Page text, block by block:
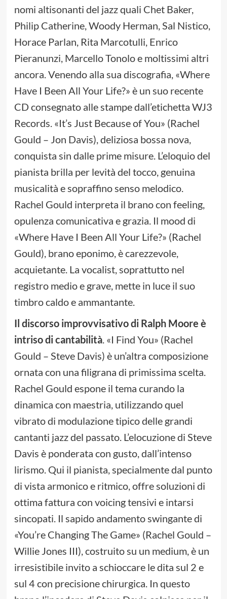
nomi altisonanti del jazz quali Chet Baker,
Philip Catherine, Woody Herman, Sal Nistico,
Horace Parlan, Rita Marcotulli, Enrico
Pieranunzi, Marcello Tonolo e moltissimi altri
ancora. Venendo alla sua discografia, «Where
Have I Been All Your Life?» è un suo recente
CD consegnato alle stampe dall’etichetta WJ3
Records. «It’s Just Because of You» (Rachel
Gould – Jon Davis), deliziosa bossa nova,
conquista sin dalle prime misure. L’eloquio del
pianista brilla per levità del tocco, genuina
musicalità e sopraffino senso melodico.
Rachel Gould interpreta il brano con feeling,
opulenza comunicativa e grazia. Il mood di
«Where Have I Been All Your Life?» (Rachel
Gould), brano eponimo, è carezzevole,
acquietante. La vocalist, soprattutto nel
registro medio e grave, mette in luce il suo
timbro caldo e ammantante.
Il discorso improvvisativo di Ralph Moore è
intriso di cantabilità. «I Find You» (Rachel
Gould – Steve Davis) è un’altra composizione
ornata con una filigrana di primissima scelta.
Rachel Gould espone il tema curando la
dinamica con maestria, utilizzando quel
vibrato di modulazione tipico delle grandi
cantanti jazz del passato. L’elocuzione di Steve
Davis è ponderata con gusto, dall’intenso
lirismo. Qui il pianista, specialmente dal punto
di vista armonico e ritmico, offre soluzioni di
ottima fattura con voicing tensivi e intarsi
sincopati. Il sapido andamento swingante di
«You’re Changing The Game» (Rachel Gould –
Willie Jones III), costruito su un medium, è un
irresistibile invito a schioccare le dita sul 2 e
sul 4 con precisione chirurgica. In questo